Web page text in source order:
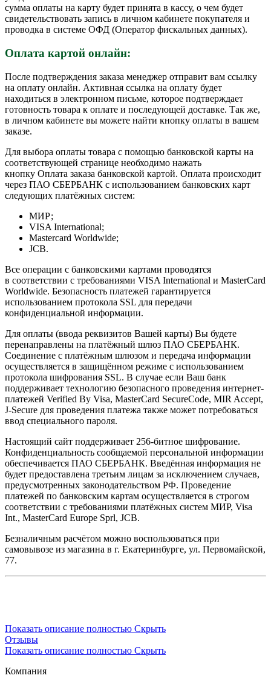
сумма оплаты на карту будет принята в кассу, о чем будет
свидетельствовать запись в личном кабинете покупателя и
проводка в системе ОФД (Оператор фискальных данных).
Оплата картой онлайн:
После подтверждения заказа менеджер отправит вам ссылку
на оплату онлайн. Активная ссылка на оплату будет
находиться в электронном письме, которое подтверждает
готовность товара к оплате и последующей доставке. Так же,
в личном кабинете вы можете найти кнопку оплаты в вашем
заказе.
Для выбора оплаты товара с помощью банковской карты на
соответствующей странице необходимо нажать
кнопку Оплата заказа банковской картой. Оплата происходит
через ПАО СБЕРБАНК с использованием банковских карт
следующих платёжных систем:
МИР;
VISA International;
Mastercard Worldwide;
JCB.
Все операции с банковскими картами проводятся
в соответствии с требованиями VISA International и MasterCard
Worldwide. Безопасность платежей гарантируется
использованием протокола SSL для передачи
конфиденциальной информации.
Для оплаты (ввода реквизитов Вашей карты) Вы будете
перенаправлены на платёжный шлюз ПАО СБЕРБАНК.
Соединение с платёжным шлюзом и передача информации
осуществляется в защищённом режиме с использованием
протокола шифрования SSL. В случае если Ваш банк
поддерживает технологию безопасного проведения интернет-
платежей Verified By Visa, MasterCard SecureCode, MIR Accept,
J-Secure для проведения платежа также может потребоваться
ввод специального пароля.
Настоящий сайт поддерживает 256-битное шифрование.
Конфиденциальность сообщаемой персональной информации
обеспечивается ПАО СБЕРБАНК. Введённая информация не
будет предоставлена третьим лицам за исключением случаев,
предусмотренных законодательством РФ. Проведение
платежей по банковским картам осуществляется в строгом
соответствии с требованиями платёжных систем МИР, Visa
Int., MasterCard Europe Sprl, JCB.
Безналичным расчётом можно воспользоваться при
самовывозе из магазина в г. Екатеринбурге, ул. Первомайской,
77.
Показать описание полностью Скрыть
Отзывы
Показать описание полностью Скрыть
Компания